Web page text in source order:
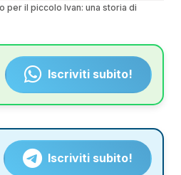
per il piccolo Ivan: una storia di
Iscriviti subito!
Iscriviti subito!